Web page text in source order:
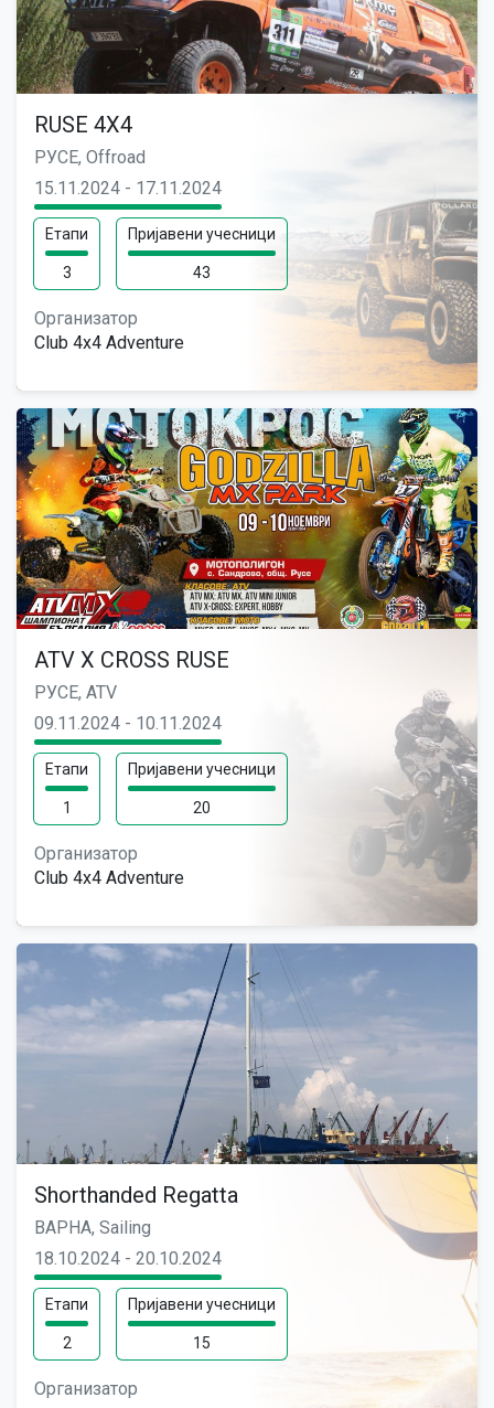
RUSE 4X4
РУСЕ, Offroad
15.11.2024 - 17.11.2024
Етапи
3
Пријавени учесници
43
Организатор
Club 4x4 Adventure
ATV X CROSS RUSE
РУСЕ, ATV
09.11.2024 - 10.11.2024
Етапи
1
Пријавени учесници
20
Организатор
Club 4x4 Adventure
Shorthanded Regatta
ВАРНА, Sailing
18.10.2024 - 20.10.2024
Етапи
2
Пријавени учесници
15
Организатор